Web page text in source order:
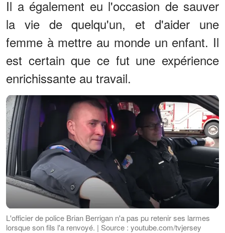
Il a également eu l'occasion de sauver
la vie de quelqu'un, et d'aider une
femme à mettre au monde un enfant. Il
est certain que ce fut une expérience
enrichissante au travail.
L'officier de police Brian Berrigan n'a pas pu retenir ses larmes
lorsque son fils l'a renvoyé. | Source : youtube.com/tvjersey